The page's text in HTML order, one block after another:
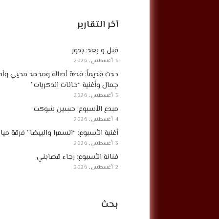
آخر التقارير
قبل و بعد: بدور
6 أغسطس, 2026
حدث قديماً: قصة أصالة ومحمد محيي
جمال وأغنية “خانات الذكريات”
5 أغسطس, 2026
مبدع الأسبوع: حسين شوكت
4 أغسطس, 2026
أغنية الأسبوع: “السمرا والبيضا” فرقة
3 أغسطس, 2026
فنانة الأسبوع: رجاء قصابني
2 أغسطس, 2026
بحث